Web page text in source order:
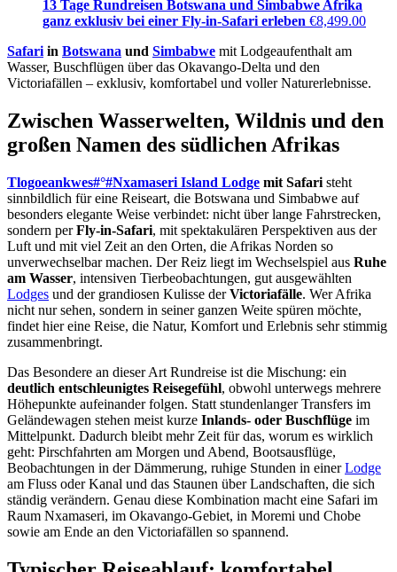
13 Tage Rundreisen Botswana und Simbabwe Afrika
ganz exklusiv bei einer Fly-in-Safari erleben €8,499.00
Safari in Botswana und Simbabwe mit Lodgeaufenthalt am
Wasser, Buschflügen über das Okavango-Delta und den
Victoriafällen – exklusiv, komfortabel und voller Naturerlebnisse.
Zwischen Wasserwelten, Wildnis und den
großen Namen des südlichen Afrikas
Tlogoeankwes#°#Nxamaseri Island Lodge mit Safari steht
sinnbildlich für eine Reiseart, die Botswana und Simbabwe auf
besonders elegante Weise verbindet: nicht über lange Fahrstrecken,
sondern perFly-in-Safari, mit spektakulären Perspektiven aus der
Luft und mit viel Zeit an den Orten, die Afrikas Norden so
unverwechselbar machen. Der Reiz liegt im Wechselspiel aus Ruhe
am Wasser, intensiven Tierbeobachtungen, gut ausgewählten
Lodges und der grandiosen Kulisse derVictoriafälle. Wer Afrika
nicht nur sehen, sondern in seiner ganzen Weite spüren möchte,
findet hier eine Reise, die Natur, Komfort und Erlebnis sehr stimmig
zusammenbringt.
Das Besondere an dieser Art Rundreise ist die Mischung: ein
deutlich entschleunigtes Reisegefühl, obwohl unterwegs mehrere
Höhepunkte aufeinander folgen. Statt stundenlanger Transfers im
Geländewagen stehen meist kurze Inlands- oder Buschflüge im
Mittelpunkt. Dadurch bleibt mehr Zeit für das, worum es wirklich
geht: Pirschfahrten am Morgen und Abend, Bootsausflüge,
Beobachtungen in der Dämmerung, ruhige Stunden in einerLodge
am Fluss oder Kanal und das Staunen über Landschaften, die sich
ständig verändern. Genau diese Kombination macht eine Safari im
Raum Nxamaseri, im Okavango-Gebiet, in Moremi und Chobe
sowie am Ende an den Victoriafällen so spannend.